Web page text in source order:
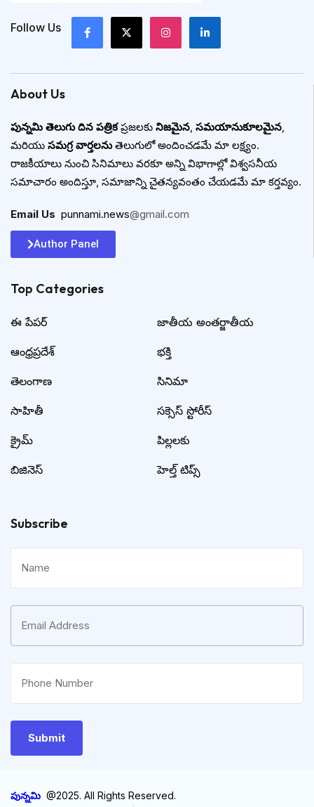
Follow Us
About Us
పున్నమి తెలుగు దిన పత్రికప్రజలకు నిజమైన, సమయానుకూలమైన,
మరియు సమగ్ర వార్తలనుతెలుగులో అందించడమే మా లక్ష్యం.
రాజకీయాలు నుంచి సినిమాలు వరకూ అన్ని విభాగాల్లో విశ్వసనీయ
సమాచారం అందిస్తూ, సమాజాన్ని చైతన్యవంతం చేయడమే మా కర్తవ్యం.
Email Us punnami.news@gmail.com
Author Panel
Top Categories​
ఈ పేపర్
ఆంధ్రప్రదేశ్
తెలంగాణ
సాహితీ
క్రైమ్
బిజినెస్
జాతీయ అంతర్జాతీయ
భక్తి
సినిమా
సక్సెస్ స్టోరీస్
పిల్లలకు
హెల్త్ టిప్స్
Subscribe
పున్నమి @2025. All Rights Reserved.